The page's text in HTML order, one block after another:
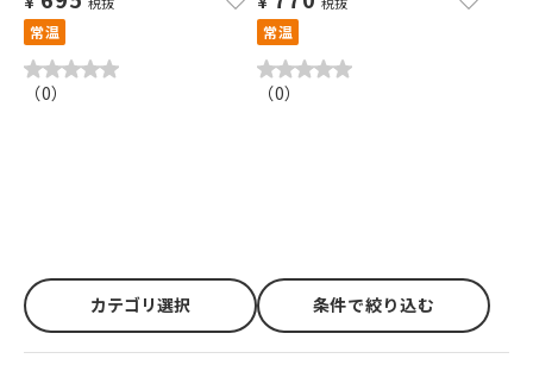
常温
（0）
常温
（0）
カテゴリ選択 条件で絞り込む